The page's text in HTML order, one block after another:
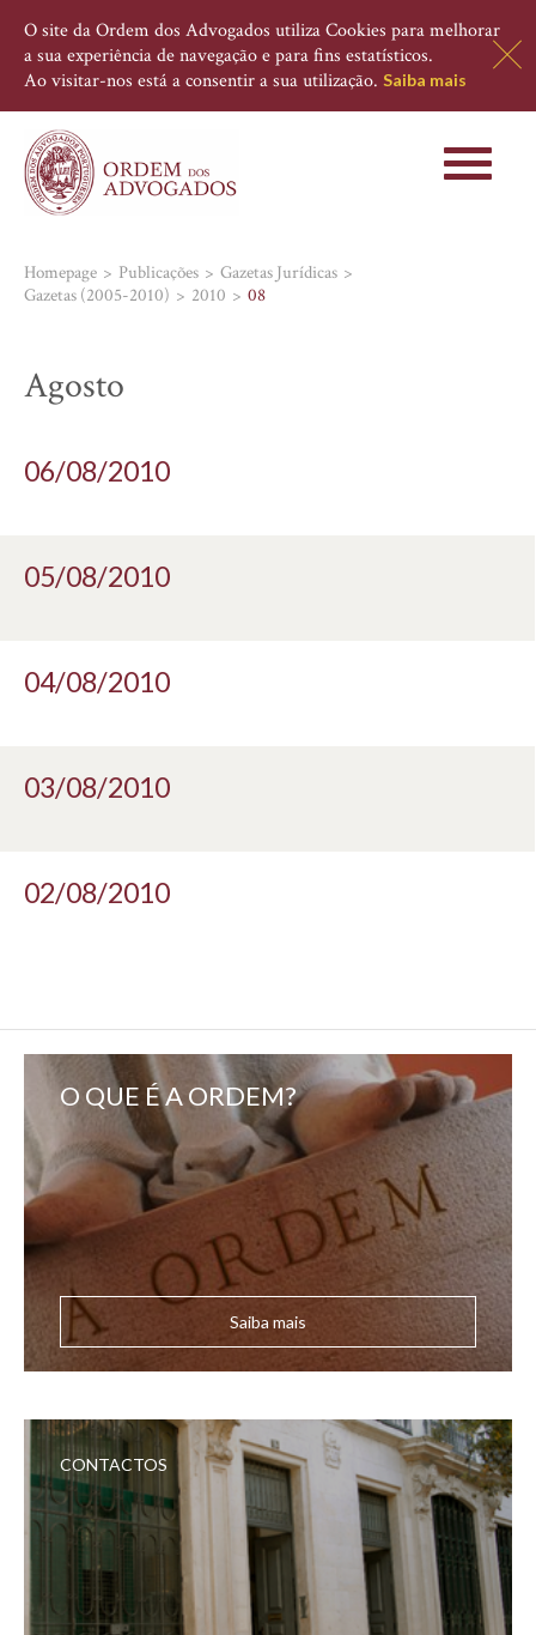
O site da Ordem dos Advogados utiliza Cookies para melhorar
a sua experiência de navegação e para fins estatísticos.
Ao visitar-nos está a consentir a sua utilização. Saiba mais
Toggle
Homepage Publicações
Gazetas Jurídicas
Gazetas (2005-2010)
2010 08
Agosto
06/08/2010
05/08/2010
04/08/2010
03/08/2010
02/08/2010
O QUE É A ORDEM?
Saiba mais
CONTACTOS